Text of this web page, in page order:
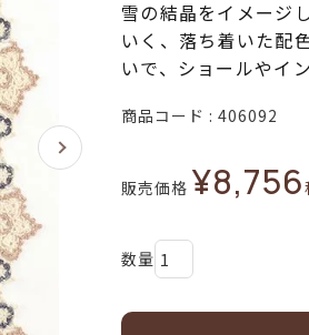
雪の結晶をイメージ
いく、落ち着いた配
いで、ショールやイ
商品コード 406092
販売価格 ¥8,756